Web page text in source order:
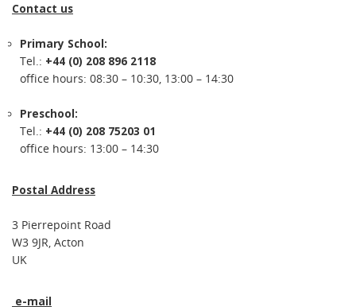
Contact us
Primary School:
Tel.: +44 (0) 208 896 2118
office hours: 08:30 – 10:30, 13:00 – 14:30
Preschool:
Tel.: +44 (0) 208 75203 01
office hours: 13:00 – 14:30
Postal Address
3 Pierrepoint Road
W3 9JR, Acton
UK
e-mail